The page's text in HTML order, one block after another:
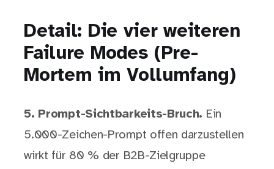
Detail: Die vier weiteren
Failure Modes (Pre-
Mortem im Vollumfang)
5. Prompt-Sichtbarkeits-Bruch. Ein
5.000-Zeichen-Prompt offen darzustellen
wirkt für 80 % der B2B-Zielgruppe